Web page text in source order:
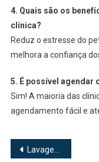
4. Quais são os
clínica?
Reduz o estresse do
melhora a confiança
5. É possível agendar
Sim! A maioria das
agendamento fácil e
Navegação
Lavagem de Tapetes: Importância, Benefícios e Novidades no Setor